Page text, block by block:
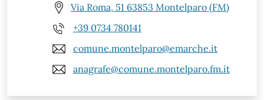
Via Roma, 51 63853 Montelparo (FM)
+39 0734 780141
comune.montelparo@emarche.it
anagrafe@comune.montelparo.fm.it